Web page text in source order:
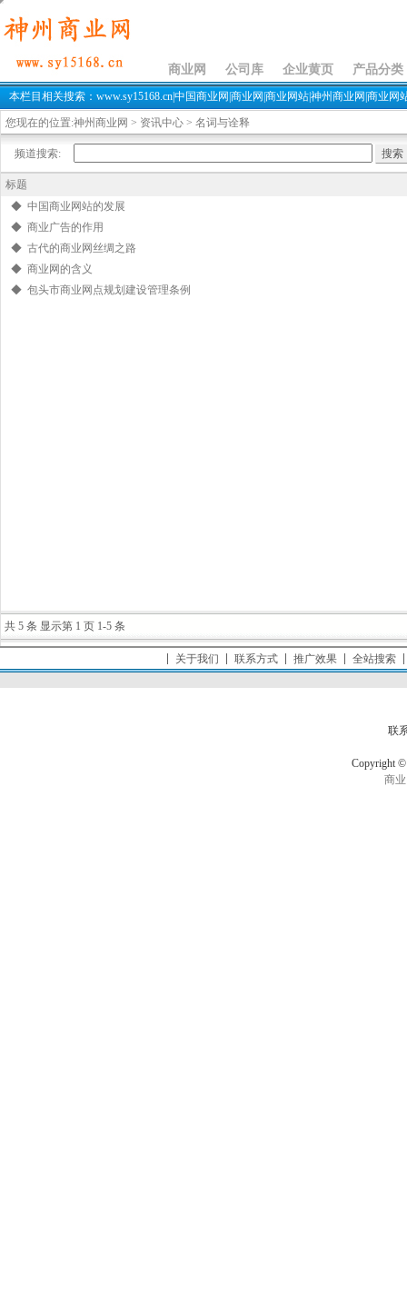
商业网 公司库 企业黄页 产品分类
本栏目相关搜索：www.sy15168.cn|中国商业网|商业网|商业网站|神州商业网|商业网
您现在的位置:神州商业网 > 资讯中心 > 名词与诠释
频道搜索:
标题
◆ 中国商业网站的发展
◆ 商业广告的作用
◆ 古代的商业网丝绸之路
◆ 商业网的含义
◆ 包头市商业网点规划建设管理条例
共 5 条 显示第 1 页 1-5 条
关于我们 联系方式 推广效果 全站搜索
联
Copyright
商